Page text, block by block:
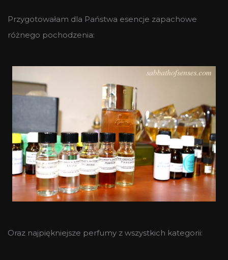
Przygotowałam dla Państwa esencje zapachowe
różnego pochodzenia:
Oraz najpiękniejsze perfumy z wszystkich kategorii: